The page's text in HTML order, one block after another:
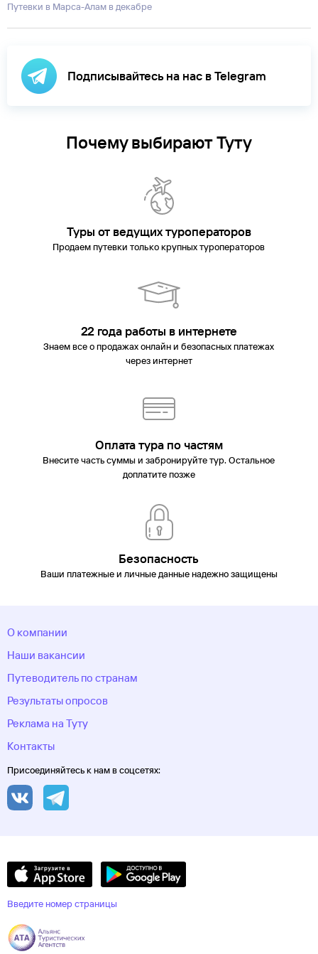
Путевки в Марса-Алам в декабре
Подписывайтесь на нас в Telegram
Почему выбирают Туту
Туры от ведущих туроператоров
Продаем путевки только крупных туроператоров
22 года работы в интернете
Знаем все о продажах онлайн и безопасных платежах
через интернет
Оплата тура по частям
Внесите часть суммы и забронируйте тур. Остальное
доплатите позже
Безопасность
Ваши платежные и личные данные надежно защищены
О компании
Наши вакансии
Путеводитель по странам
Результаты опросов
Реклама на Туту
Контакты
Присоединяйтесь к нам в соцсетях:
Введите номер страницы